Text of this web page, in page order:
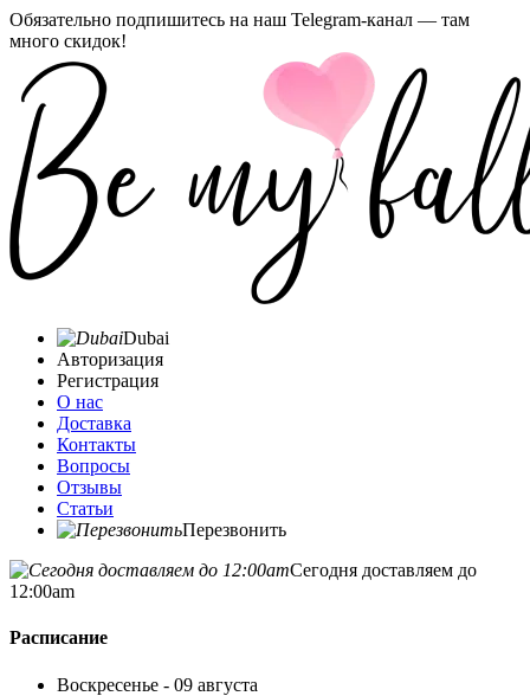
Обязательно подпишитесь на наш Telegram-канал — там
много скидок!
Dubai
Авторизация
Регистрация
О нас
Доставка
Контакты
Вопросы
Отзывы
Статьи
Перезвонить
Сегодня доставляем до
12:00am
Расписание
Воскресенье - 09 августа